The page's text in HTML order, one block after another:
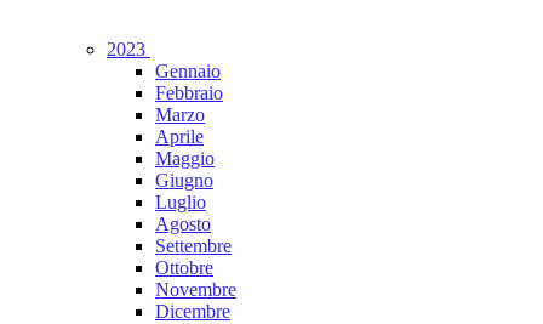
2023
Gennaio
Febbraio
Marzo
Aprile
Maggio
Giugno
Luglio
Agosto
Settembre
Ottobre
Novembre
Dicembre